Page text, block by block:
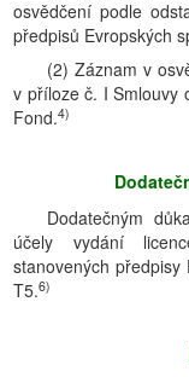
osvědčení podle
předpisů Evropských
(2) Záznam v
v příloze č. I Smlouvy
Fond.4)
Dodatečným
účely vydání
stanovených předpisy
T5.6)